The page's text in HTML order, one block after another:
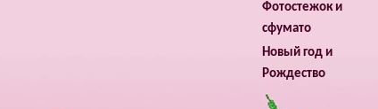
Фотостежок и
сфумато
Новый год и
Рождество